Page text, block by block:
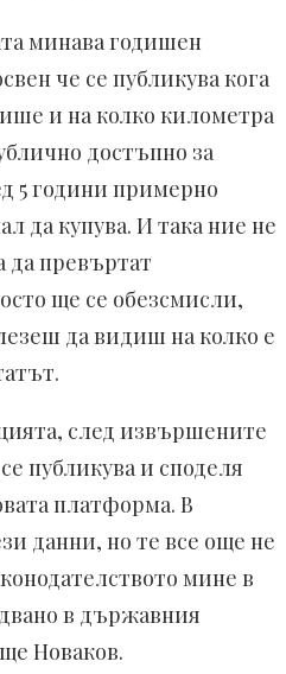
минава годишен
че се публикува кога
и на колко километра
достъпно за
5 години примерно
да купува. И така ние не
да превъртат
ще се обезсмисли,
да видиш на колко е
след извършените
публикува и споделя
платформа. В
данни, но те все още не
мине в
в държавния
Новаков.